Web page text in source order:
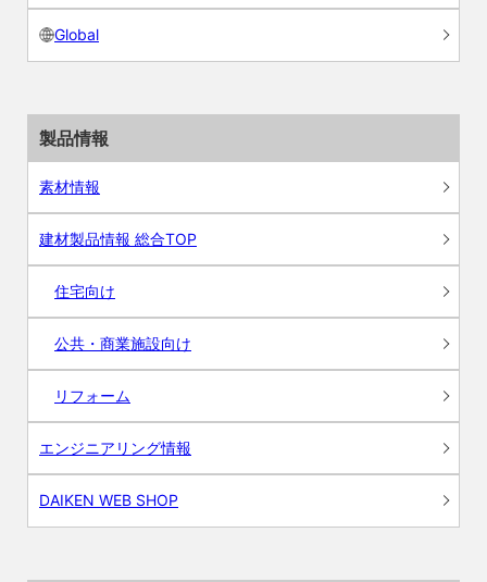
Global
製品情報
素材情報
建材製品情報 総合TOP
住宅向け
公共・商業施設向け
リフォーム
エンジニアリング情報
DAIKEN WEB SHOP